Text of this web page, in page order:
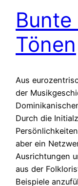
Bunte
Tönen
Aus
der
Durch die
aber ein
Ausrichtungen
aus der
Beispiele